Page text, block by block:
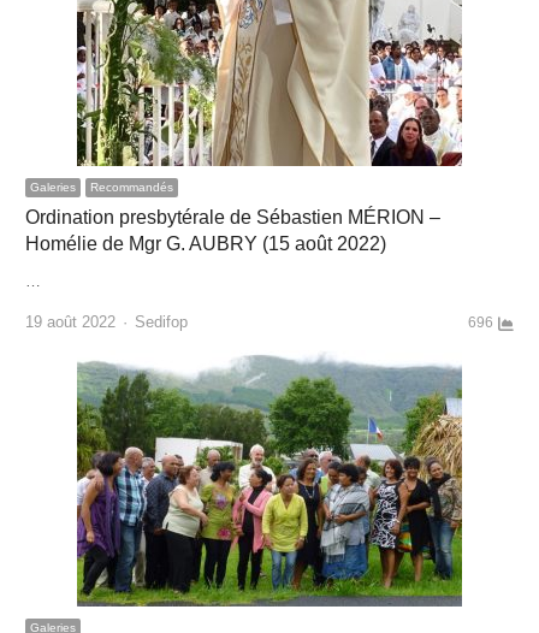
Galeries Recommandés
Ordination presbytérale de Sébastien MÉRION –
Homélie de Mgr G. AUBRY (15 août 2022)
…
19 août 2022 Author
Sedifop 696
Galeries